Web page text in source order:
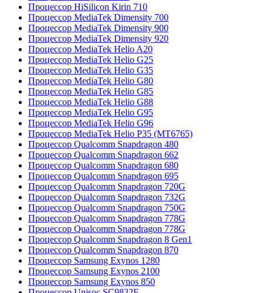
Процессор HiSilicon Kirin 710
Процессор MediaTek Dimensity 700
Процессор MediaTek Dimensity 900
Процессор MediaTek Dimensity 920
Процессор MediaTek Helio A20
Процессор MediaTek Helio G25
Процессор MediaTek Helio G35
Процессор MediaTek Helio G80
Процессор MediaTek Helio G85
Процессор MediaTek Helio G88
Процессор MediaTek Helio G95
Процессор MediaTek Helio G96
Процессор MediaTek Helio P35 (MT6765)
Процессор Qualcomm Snapdragon 480
Процессор Qualcomm Snapdragon 662
Процессор Qualcomm Snapdragon 680
Процессор Qualcomm Snapdragon 695
Процессор Qualcomm Snapdragon 720G
Процессор Qualcomm Snapdragon 732G
Процессор Qualcomm Snapdragon 750G
Процессор Qualcomm Snapdragon 778G
Процессор Qualcomm Snapdragon 778G
Процессор Qualcomm Snapdragon 8 Gen1
Процессор Qualcomm Snapdragon 870
Процессор Samsung Exynos 1280
Процессор Samsung Exynos 2100
Процессор Samsung Exynos 850